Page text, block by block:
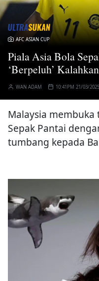
AFC ASIAN CUP
Piala Asia Bola
‘Berpeluh’
WAN ADAM 10:41PM 21/03/2025
Malaysia membuka
Sepak Pantai
tumbang kepada